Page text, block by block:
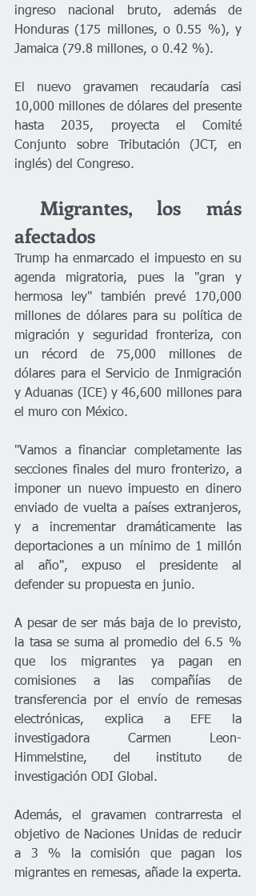
ingreso nacional bruto, además de
Honduras (175 millones, o 0.55 %), y
Jamaica (79.8 millones, o 0.42 %).
El nuevo gravamen recaudaría casi
10,000 millones de dólares del presente
hasta 2035, proyecta el Comité
Conjunto sobre Tributación (JCT, en
inglés) del Congreso.
Migrantes, los más
afectados
Trump ha enmarcado el impuesto en su
agenda migratoria, pues la "gran y
hermosa ley" también prevé 170,000
millones de dólares para su política de
migración y seguridad fronteriza, con
un récord de 75,000 millones de
dólares para el Servicio de Inmigración
y Aduanas (ICE) y 46,600 millones para
el muro con México.
"Vamos a financiar completamente las
secciones finales del muro fronterizo, a
imponer un nuevo impuesto en dinero
enviado de vuelta a países extranjeros,
y a incrementar dramáticamente las
deportaciones a un mínimo de 1 millón
al año", expuso el presidente al
defender su propuesta en junio.
A pesar de ser más baja de lo previsto,
la tasa se suma al promedio del 6.5 %
que los migrantes ya pagan en
comisiones a las compañías de
transferencia por el envío de remesas
electrónicas, explica a EFE la
investigadora Carmen Leon-
Himmelstine, del instituto de
investigación ODI Global.
Además, el gravamen contrarresta el
objetivo de Naciones Unidas de reducir
a 3 % la comisión que pagan los
migrantes en remesas, añade la experta.